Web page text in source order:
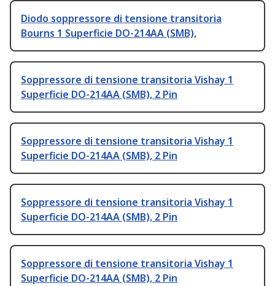
Diodo soppressore di tensione transitoria
Bourns 1 Superficie DO-214AA (SMB),
Soppressore di tensione transitoria Vishay 1
Superficie DO-214AA (SMB), 2 Pin
Soppressore di tensione transitoria Vishay 1
Superficie DO-214AA (SMB), 2 Pin
Soppressore di tensione transitoria Vishay 1
Superficie DO-214AA (SMB), 2 Pin
Soppressore di tensione transitoria Vishay 1
Superficie DO-214AA (SMB), 2 Pin